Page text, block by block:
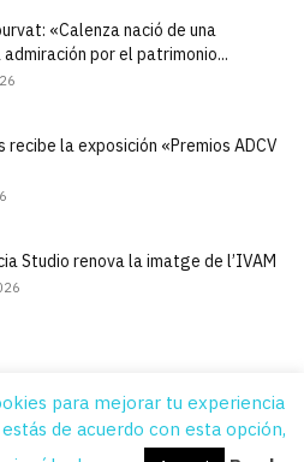
«Calenza nació de una
por el patrimonio...
recibe la exposición «Premios ADCV
Studio renova la imatge de l’IVAM
Suscripción Aviso legal Publicidad
para mejorar tu experiencia
de acuerdo con esta opción,